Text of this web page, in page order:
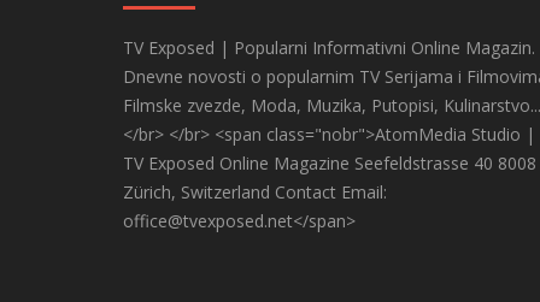
TV Exposed | Popularni Informativni Online Magazin.
Dnevne novosti o popularnim TV Serijama i
Filmske zvezde, Moda, Muzika, Putopisi, Kulinarstvo...
</br> </br> <span class="nobr">AtomMedia Studio |
TV Exposed Online Magazine Seefeldstrasse 40 8008
Zürich, Switzerland Contact Email:
office@tvexposed.net</span>